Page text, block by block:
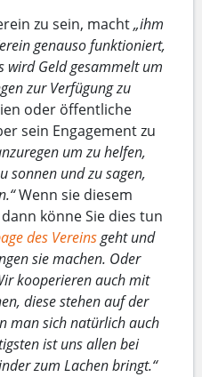
zu sein, macht„ihm
genauso funktioniert,
wird Geld gesammelt um
zur Verfügung zu
oder öffentliche
sein Engagement zu
um zu helfen,
sonnen und zu sagen,
Wenn sie diesem
könne Sie dies tun
des Vereinsgeht und
sie machen. Oder
kooperieren auch mit
diese stehen auf der
man sich natürlich auch
ist uns allen bei
zum Lachen bringt.“